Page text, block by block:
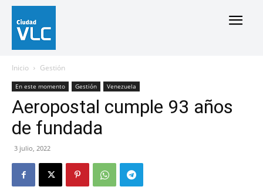
Inicio Gestión
En este momento Gestión Venezuela
Aeropostal cumple 93 años
de fundada
3 julio, 2022